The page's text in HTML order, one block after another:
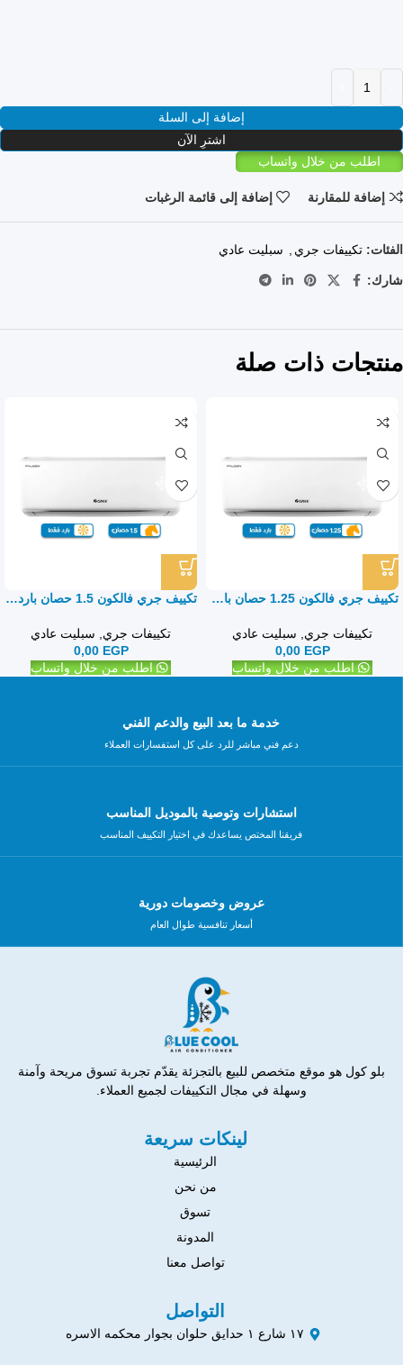
إضافة إلى السلة
اشترِ الآن
اطلب من خلال واتساب
إضافة للمقارنة إضافة إلى قائمة الرغبات
الفئات: تكييفات جري , سبليت عادي
شارك:
منتجات ذات صلة
تكييف جري فالكون 1.25 حصان بارد فقط – سبليت
تكييفات جري, سبليت عادي
0,00 EGP
اطلب من خلال واتساب
تكييف جري فالكون 1.5 حصان بارد فقط – سبليت
تكييفات جري, سبليت عادي
0,00 EGP
اطلب من خلال واتساب
خدمة ما بعد البيع والدعم الفني
دعم فني مباشر للرد على كل استفسارات العملاء
استشارات وتوصية بالموديل المناسب
فريقنا المختص يساعدك في اختيار التكييف المناسب
عروض وخصومات دورية
أسعار تنافسية طوال العام
بلو كول هو موقع متخصص للبيع بالتجزئة يقدّم تجربة تسوق مريحة وآمنة
وسهلة في مجال التكييفات لجميع العملاء.
لينكات سريعة
الرئيسية
من نحن
تسوق
المدونة
تواصل معنا
التواصل
١٧ شارع ١ حدايق حلوان بجوار محكمه الاسره